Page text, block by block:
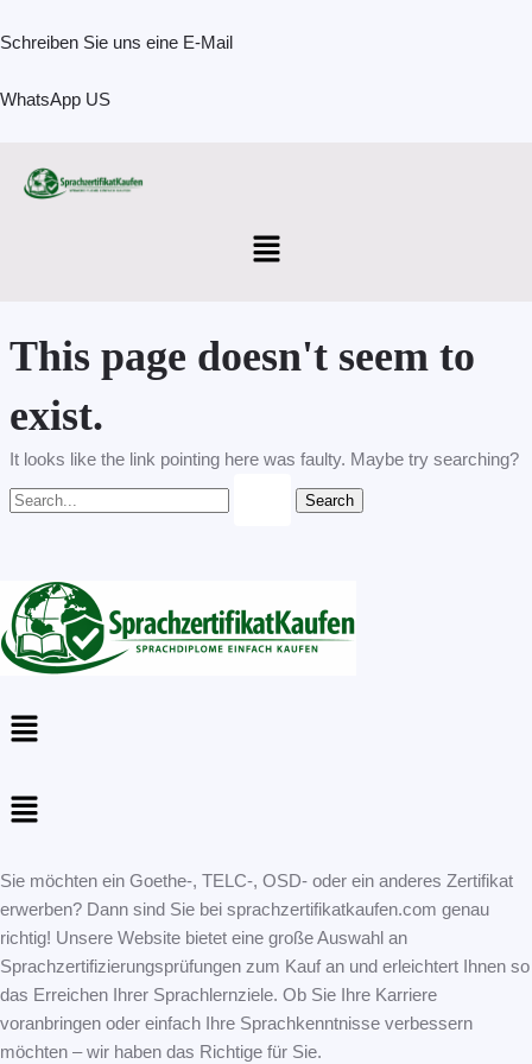
to
Schreiben Sie uns eine E-Mail
WhatsApp US
Menu
This page doesn't seem to
exist.
It looks like the link pointing here was faulty. Maybe try searching?
for:
Menu
Menu
Sie möchten ein Goethe-, TELC-, OSD- oder ein anderes Zertifikat
erwerben? Dann sind Sie bei sprachzertifikatkaufen.com genau
richtig! Unsere Website bietet eine große Auswahl an
Sprachzertifizierungsprüfungen zum Kauf an und erleichtert Ihnen so
das Erreichen Ihrer Sprachlernziele. Ob Sie Ihre Karriere
voranbringen oder einfach Ihre Sprachkenntnisse verbessern
möchten – wir haben das Richtige für Sie.